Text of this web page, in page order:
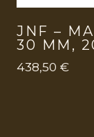
JNF –
30 MM,
438,50 €